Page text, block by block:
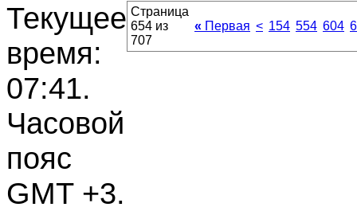
Текущее
время:
07:41.
Часовой
пояс
GMT +3.
Страница
654 из
707
« Первая < 154 554 604